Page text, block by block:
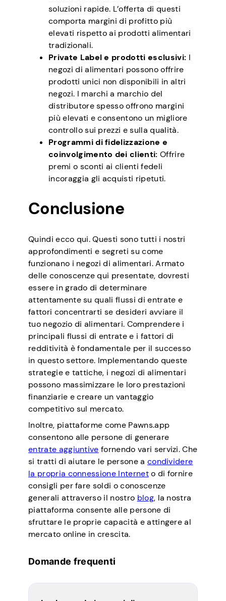
soluzioni rapide. L’offerta di questi
comporta margini di profitto più
elevati rispetto ai prodotti alimentari
tradizionali.
Private Label e prodotti esclusivi: I
negozi di alimentari possono offrire
prodotti unici non disponibili in altri
negozi. I marchi a marchio del
distributore spesso offrono margini
più elevati e consentono un migliore
controllo sui prezzi e sulla qualità.
Programmi di fidelizzazione e
coinvolgimento dei clienti: Offrire
premi o sconti ai clienti fedeli
incoraggia gli acquisti ripetuti.
Conclusione
Quindi ecco qui. Questi sono tutti i nostri
approfondimenti e segreti su come
funzionano i negozi di alimentari. Armato
delle conoscenze qui presentate, dovresti
essere in grado di determinare
attentamente su quali flussi di entrate e
fattori concentrarti se desideri avviare il
tuo negozio di alimentari. Comprendere i
principali flussi di entrate e i fattori di
redditività è fondamentale per il successo
in questo settore. Implementando queste
strategie e tattiche, i negozi di alimentari
possono massimizzare le loro prestazioni
finanziarie e creare un vantaggio
competitivo sul mercato.
Inoltre, piattaforme come Pawns.app
consentono alle persone di generare
entrate aggiuntive fornendo vari servizi. Che
si tratti di aiutare le persone a condividere
la propria connessione Interneto di fornire
consigli per fare soldi o conoscenze
generali attraverso il nostro blog, la nostra
piattaforma consente alle persone di
sfruttare le proprie capacità e attingere al
mercato online in crescita.
Domande frequenti